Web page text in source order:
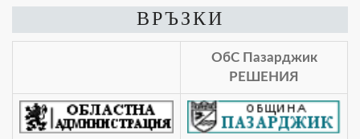
ВРЪЗКИ
ОбС Пазарджик
РЕШЕНИЯ